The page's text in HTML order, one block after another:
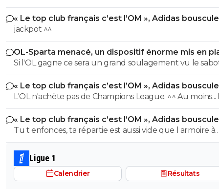
« Le top club français c’est l’OM », Adidas
PSG
jackpot ^^
OL-Sparta menacé, un dispositif énorme mis en
Si l'OL gagne ce sera un grand soulagement vu le
incroyable du farfelu sans froc Fonseca au match allé.
perd ce sera aussi une grande victoire et une énorme
délivrance avec un possible licenciement de ce clown.
« Le top club français c’est l’OM », Adidas
PSG
L'OL n'achète pas de Champions League. ^^ Au moins... l'OM a
un point commun avec le PSG. Mdr Adidas ne se trompe pas
avec l'OL qui est une valeur sûre... contrairement à
« Le top club français c’est l’OM », Adidas
PSG
Tu t enfonces, ta répartie est aussi vide que l armoire à
trophées de ton club depuis 15 piges, t es juste une
gueule arrogante se pensant plus intelligent que les
alors que t es juste un pauvre clown empafé mdr
Ligue 1
Calendrier Résultats